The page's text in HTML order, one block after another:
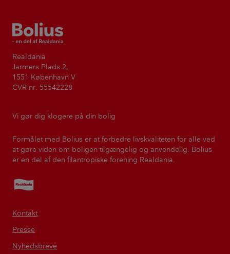
Bolius
Realdania
Jarmers Plads 2,
1551 København V
CVR-nr. 55542228
Vi gør dig klogere på din bolig
Formålet med Bolius er at forbedre livskvaliteten for alle ved
at gøre viden om boligen tilgængelig og anvendelig. Bolius
er en del af den filantropiske forening Realdania.
Realdania
Kontakt
Presse
Nyhedsbreve